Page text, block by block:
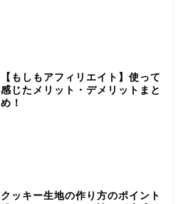
【もしもアフィリエイト】使って
感じたメリット・デメリットまと
め！
クッキー生地の作り方のポイント